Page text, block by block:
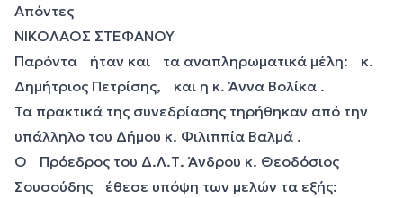
Απόντες
ΝΙΚΟΛΑΟΣ ΣΤΕΦΑΝΟΥ
Παρόντα ήταν και τα αναπληρωματικά μέλη: κ.
Δημήτριος Πετρίσης, και η κ. Άννα Βολίκα .
Τα πρακτικά της συνεδρίασης τηρήθηκαν από την
υπάλληλο του Δήμου κ. Φιλιππία Βαλμά .
Ο Πρόεδρος του Δ.Λ.Τ. Άνδρου κ. Θεοδόσιος
Σουσούδης έθεσε υπόψη των μελών τα εξής: